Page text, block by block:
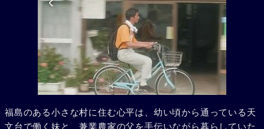
福島のある小さな村に住む心平は、幼い頃から通っている天
文台で働く妹と、兼業農家の父を手伝いながら暮らしていた